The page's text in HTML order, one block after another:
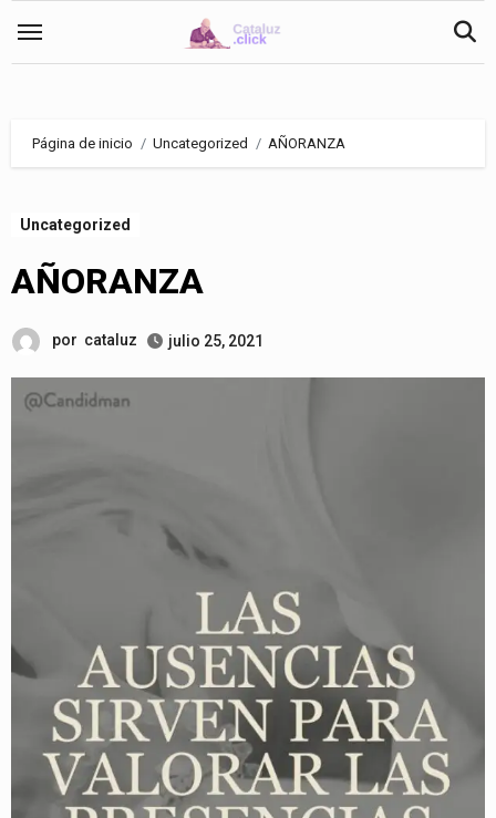
Página de inicio Uncategorized AÑORANZA
Uncategorized
AÑORANZA
por cataluz julio 25, 2021